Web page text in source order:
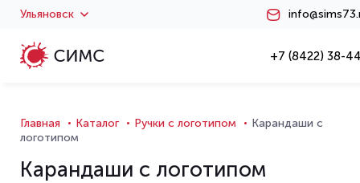
Ульяновск
+7 (8422) 38-
Главная Каталог Ручки с логотипом
Карандаши с
логотипом
Карандаши с логотипом